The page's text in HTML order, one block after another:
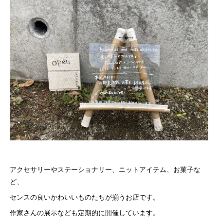
アクセサリーやステーショナリー、ニットアイテム、お菓子な
ど、
センスの良いかわいいものたちが揃うお店です。
作家さんの展示なども定期的に開催しています。